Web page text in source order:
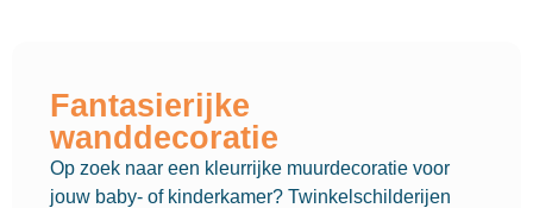
Fantasierijke
wanddecoratie
Op zoek naar een kleurrijke muurdecoratie voor
jouw baby- of kinderkamer? Twinkelschilderijen